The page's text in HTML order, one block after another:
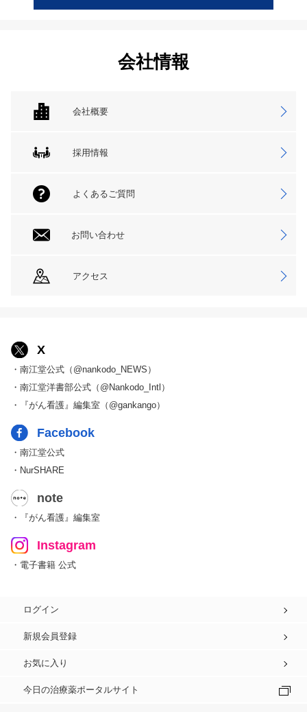
会社情報
会社概要
採用情報
よくあるご質問
お問い合わせ
アクセス
X
・南江堂公式（@nankodo_NEWS）
・南江堂洋書部公式（@Nankodo_Intl）
・『がん看護』編集室（@gankango）
Facebook
・南江堂公式
・NurSHARE
note
・『がん看護』編集室
Instagram
・電子書籍 公式
ログイン
新規会員登録
お気に入り
今日の治療薬ポータルサイト